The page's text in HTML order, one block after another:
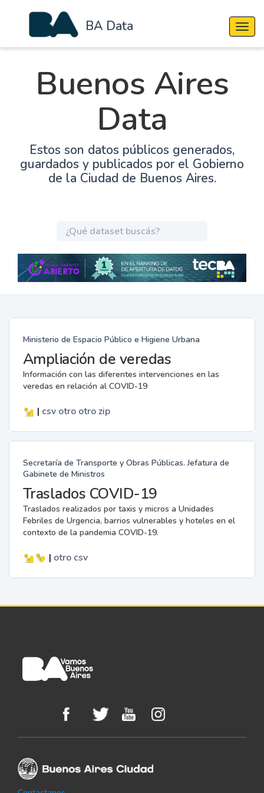
BA Data
Buenos Aires
Data
Estos son datos públicos generados,
guardados y publicados por el Gobierno
de la Ciudad de Buenos Aires.
Ministerio de Espacio Público e Higiene Urbana
Ampliación de veredas
Información con las diferentes intervenciones en las
veredas en relación al COVID-19
| csv otro otro zip
Secretaría de Transporte y Obras Públicas. Jefatura de
Gabinete de Ministros
Traslados COVID-19
Traslados realizados por taxis y micros a Unidades
Febriles de Urgencia, barrios vulnerables y hoteles en el
contexto de la pandemia COVID-19.
| otro csv